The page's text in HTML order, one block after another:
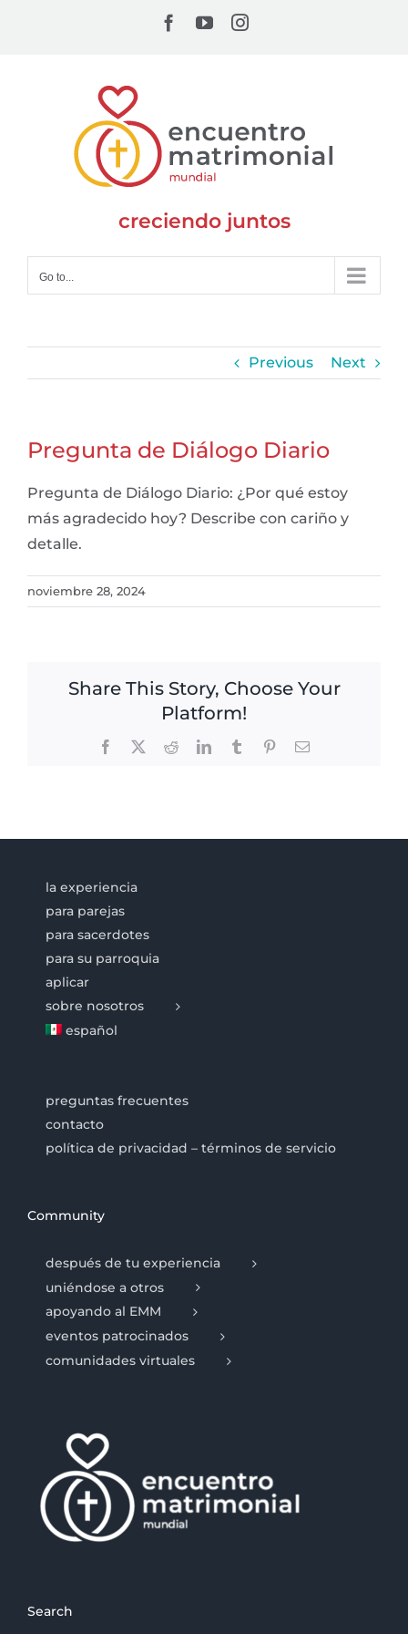
Facebook
YouTubeInstagram
creciendo juntos
Go to...
Previous Next
Pregunta de Diálogo Diario
Pregunta de Diálogo Diario: ¿Por qué estoy
más agradecido hoy? Describe con cariño y
detalle.
noviembre 28, 2024
Share This Story, Choose Your
Platform!
Facebook RedditLinkedInTumblr PinterestEmail
la experiencia
para parejas
para sacerdotes
para su parroquia
aplicar
sobre nosotros
español
preguntas frecuentes
contacto
política de privacidad – términos de servicio
Community
después de tu experiencia
uniéndose a otros
apoyando al EMM
eventos patrocinados
comunidades virtuales
Search